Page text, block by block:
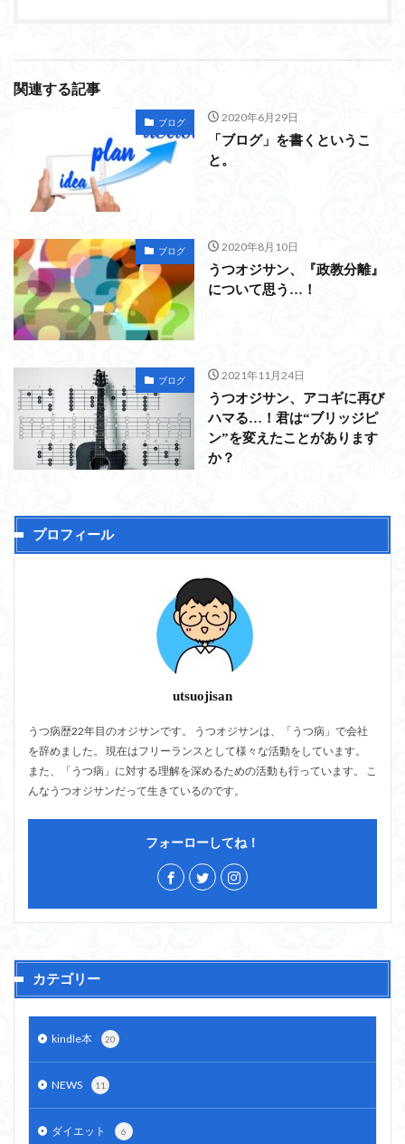
関連する記事
ブログ 2020年6月29日
「ブログ」を書くというこ
と。
ブログ 2020年8月10日
うつオジサン、『政教分離』
について思う…！
ブログ 2021年11月24日
うつオジサン、アコギに再び
ハマる…！君は“ブリッジピ
ン”を変えたことがあります
か？
プロフィール
utsuojisan
うつ病歴22年目のオジサンです。 うつオジサンは、「うつ病」で会社
を辞めました。 現在はフリーランスとして様々な活動をしています。
また、「うつ病」に対する理解を深めるための活動も行っています。 こ
んなうつオジサンだって生きているのです。
フォーローしてね！
カテゴリー
kindle本 20
NEWS 11
ダイエット 6